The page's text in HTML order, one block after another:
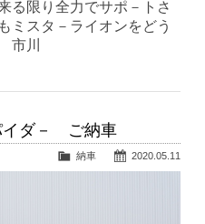
る限り全力でサポ－トさ
ミスタ－ライオンをどう
市川
イダ－ ご納車
2020.05.11
納車